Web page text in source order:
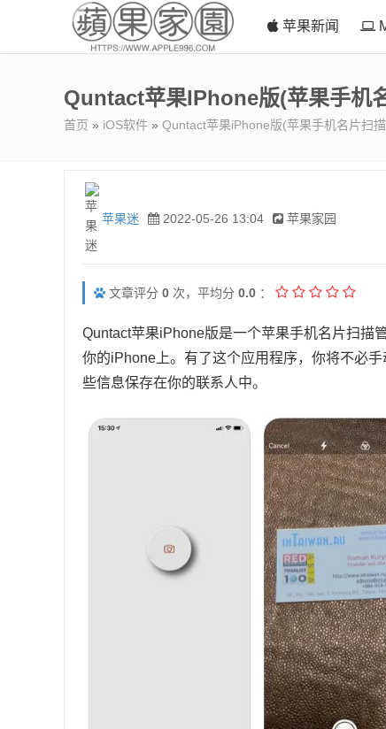
苹果新闻
Quntact苹果iPhone版(苹果手机
首页 » iOS软件 » Quntact苹果iPhone版(苹果手机名片扫
苹果迷 2022-05-26 13:04 苹果家园
文章评分 0 次，平均分 0.0 ：
Quntact苹果iPhone版是一个苹果手机名片扫描
你的iPhone上。有了这个应用程序，你将不必
些信息保存在你的联系人中。